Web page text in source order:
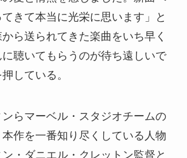
きて本当に光栄に思います」と
ら送られてきた楽曲をいち早く
聴いてもらうのが待ち遠しいで
している。
らマーベル・スタジオチームの
作を一番知り尽くしている人物
・ダニエル・クレットン監督と